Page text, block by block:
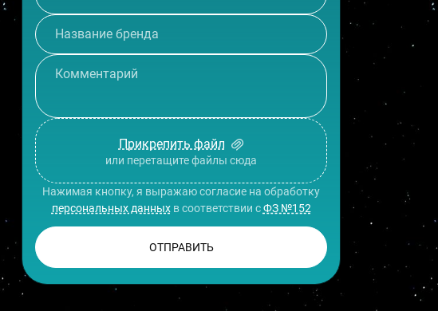
Прикрепить файл
или перетащите файлы сюда
Нажимая кнопку, я выражаю согласие на обработку
персональных данныхв соответствии сФЗ №152
ОТПРАВИТЬ